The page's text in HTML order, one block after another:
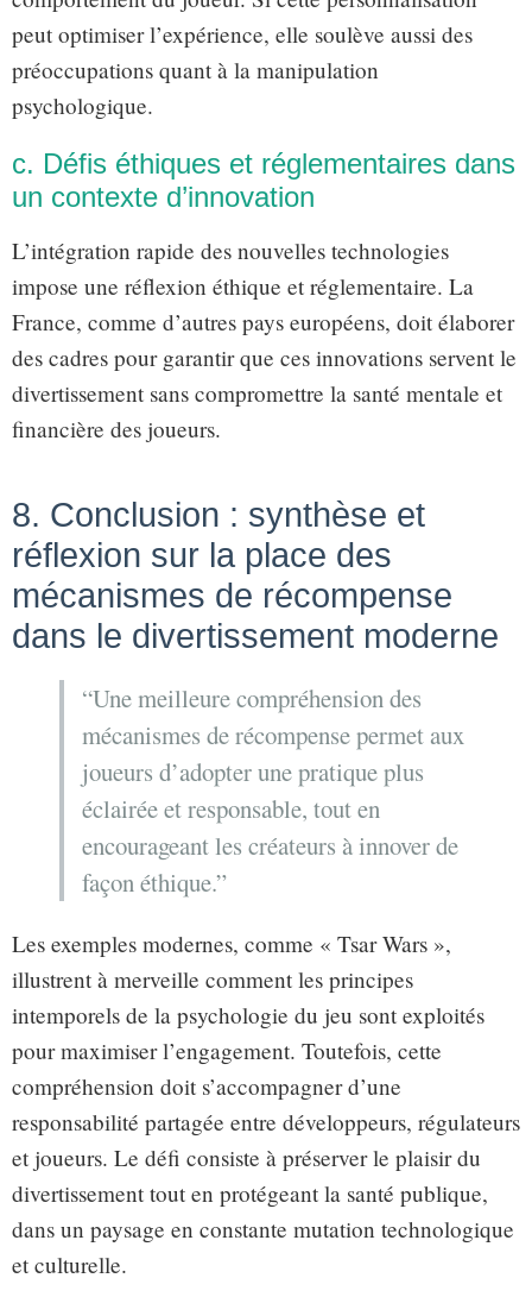
peut optimiser l’expérience, elle soulève aussi des
préoccupations quant à la manipulation
psychologique.
c. Défis éthiques et réglementaires dans
un contexte d’innovation
L’intégration rapide des nouvelles technologies
impose une réflexion éthique et réglementaire. La
France, comme d’autres pays européens, doit élaborer
des cadres pour garantir que ces innovations servent le
divertissement sans compromettre la santé mentale et
financière des joueurs.
8. Conclusion : synthèse et
réflexion sur la place des
mécanismes de récompense
dans le divertissement moderne
“Une meilleure compréhension des
mécanismes de récompense permet aux
joueurs d’adopter une pratique plus
éclairée et responsable, tout en
encourageant les créateurs à innover de
façon éthique.”
Les exemples modernes, comme « Tsar Wars »,
illustrent à merveille comment les principes
intemporels de la psychologie du jeu sont exploités
pour maximiser l’engagement. Toutefois, cette
compréhension doit s’accompagner d’une
responsabilité partagée entre développeurs, régulateurs
et joueurs. Le défi consiste à préserver le plaisir du
divertissement tout en protégeant la santé publique,
dans un paysage en constante mutation technologique
et culturelle.